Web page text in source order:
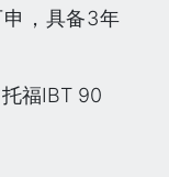
，具备3年
福IBT 90